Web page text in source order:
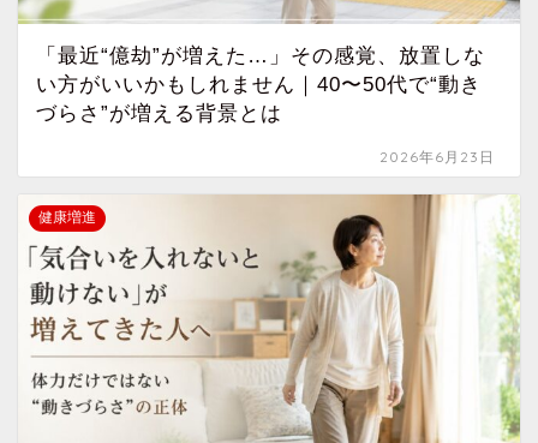
「最近“億劫”が増えた…」その感覚、放置しな
い方がいいかもしれません｜40〜50代で“動き
づらさ”が増える背景とは
2026年6月23日
健康増進